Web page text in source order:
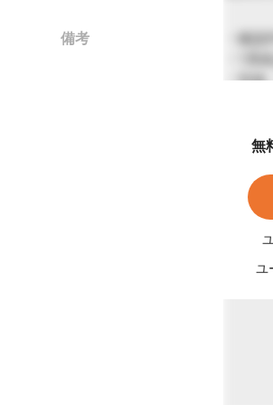
備考
・確
・1系
・別
・納
・他
変異
ゲノ
トラ
マウ
マウ
マウ
無
ユ